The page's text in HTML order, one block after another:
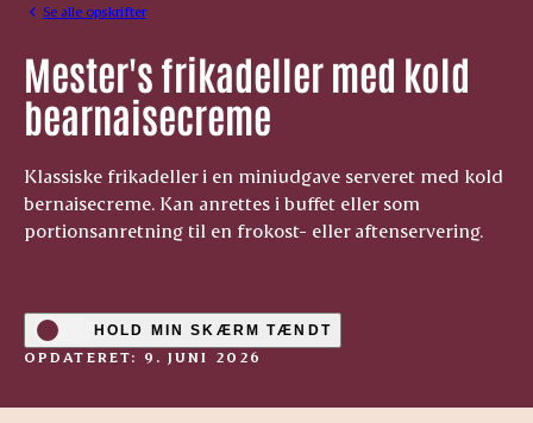
Se alle opskrifter
Mester's frikadeller med kold
bearnaisecreme
Klassiske frikadeller i en miniudgave serveret med kold
bernaisecreme. Kan anrettes i buffet eller som
portionsanretning til en frokost- eller aftenservering.
HOLD MIN SKÆRM TÆNDT
OPDATERET: 9. JUNI 2026